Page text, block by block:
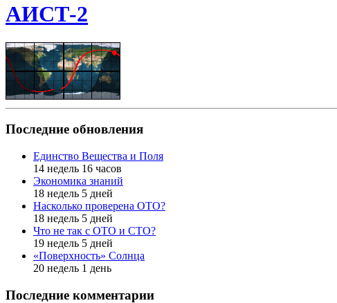
АИСТ-2
Последние обновления
Единство Вещества и Поля
14 недель 16 часов
Экономика знаний
18 недель 5 дней
Насколько проверена ОТО?
18 недель 5 дней
Что не так с ОТО и СТО?
19 недель 5 дней
«Поверхность» Солнца
20 недель 1 день
Последние комментарии